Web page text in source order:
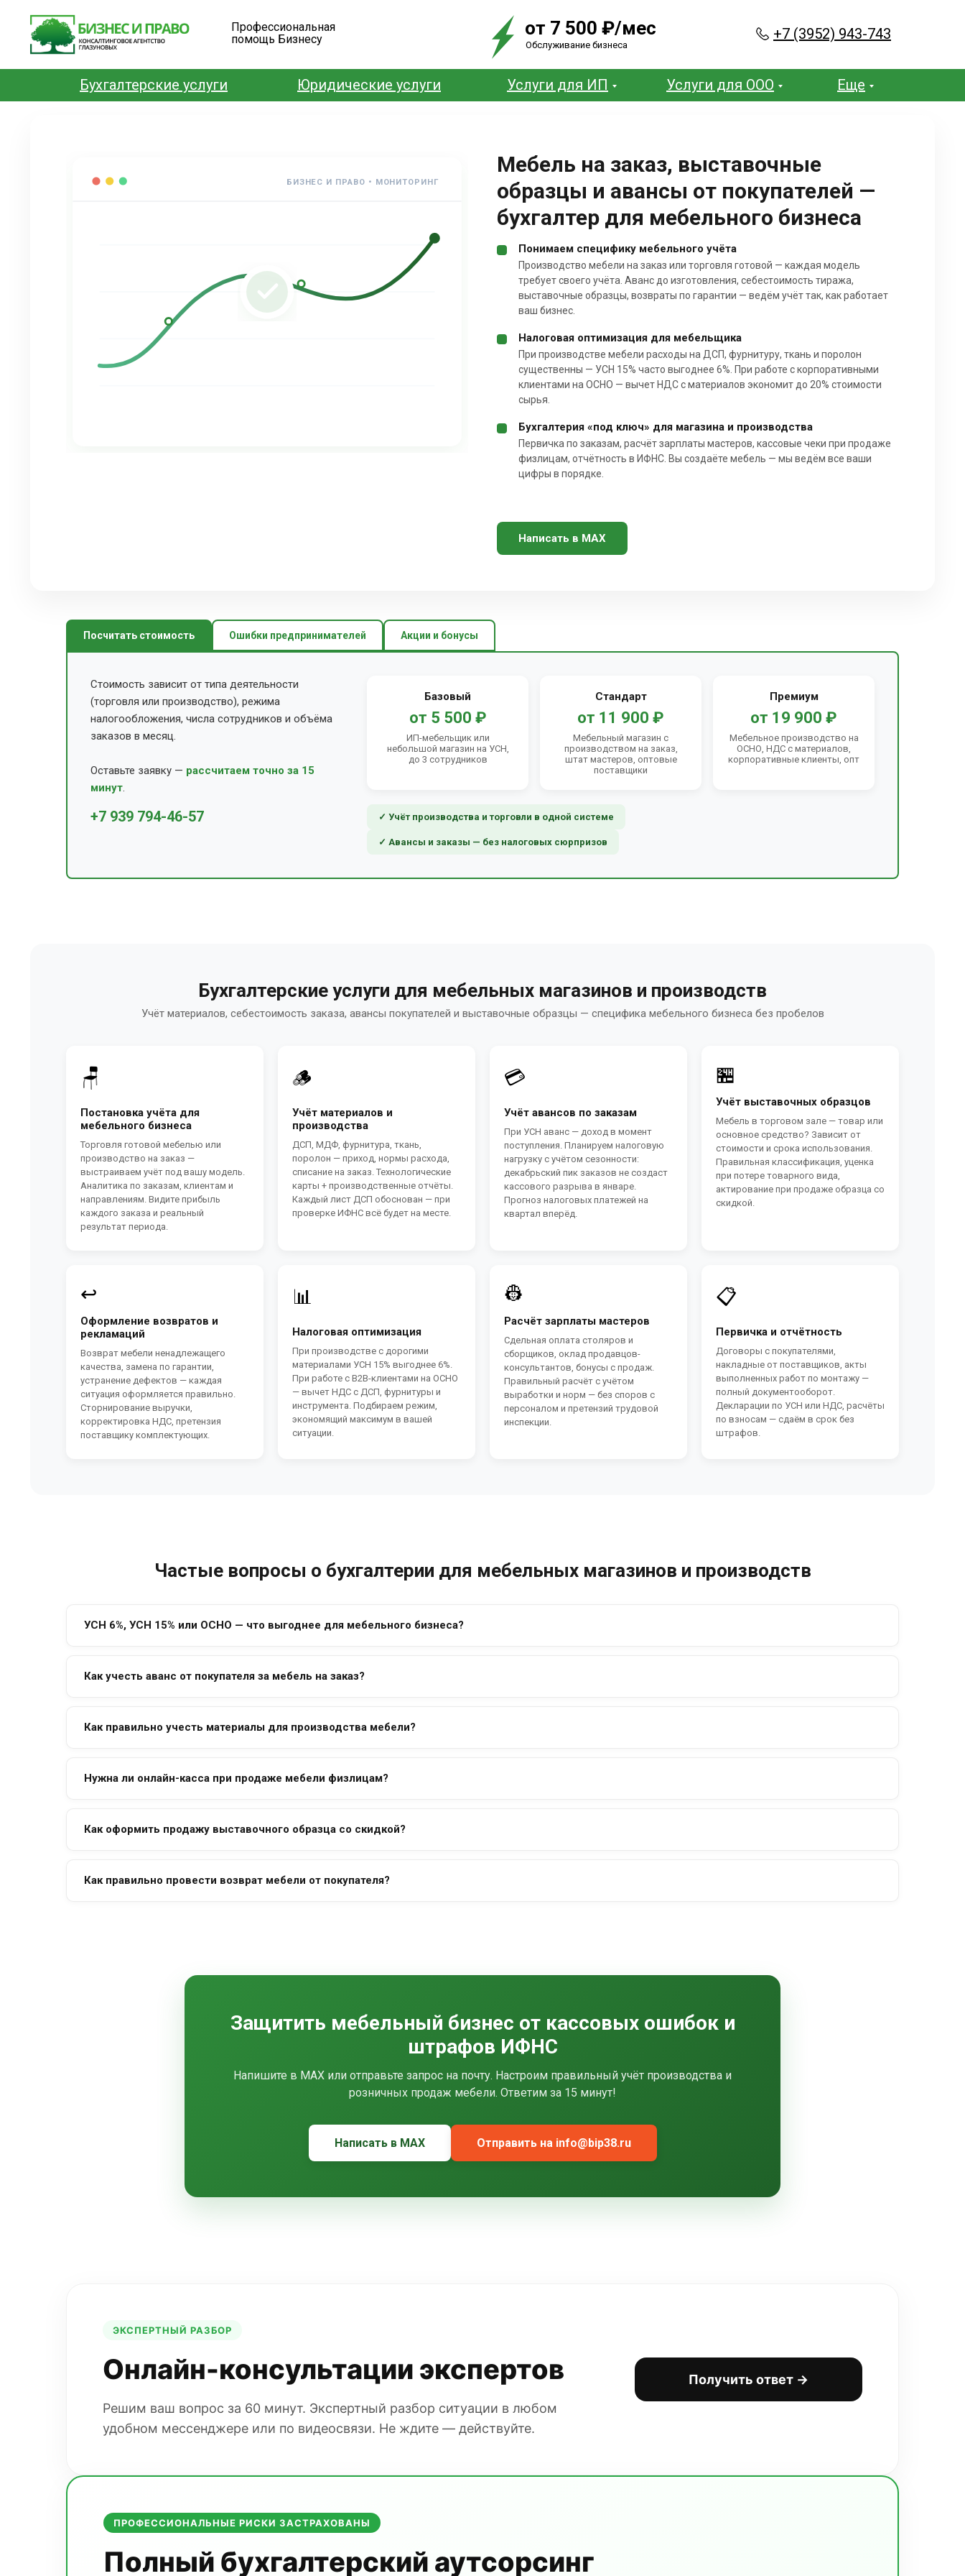
Профессиональная
помощь Бизнесу
от 7 500 ₽/мес
Обслуживание бизнеса
+7 (3952) 943-743
Бухгалтерские услуги Юридические услуги Услуги для ИП Услуги для ООО Еще
БИЗНЕС И ПРАВО • МОНИТОРИНГ
Мебель на заказ, выставочные
образцы и авансы от покупателей —
бухгалтер для мебельного бизнеса
Понимаем специфику мебельного учёта
Производство мебели на заказ или торговля готовой — каждая модель
требует своего учёта. Аванс до изготовления, себестоимость тиража,
выставочные образцы, возвраты по гарантии — ведём учёт так, как работает
ваш бизнес.
Налоговая оптимизация для мебельщика
При производстве мебели расходы на ДСП, фурнитуру, ткань и поролон
существенны — УСН 15% часто выгоднее 6%. При работе с корпоративными
клиентами на ОСНО — вычет НДС с материалов экономит до 20% стоимости
сырья.
Бухгалтерия «под ключ» для магазина и производства
Первичка по заказам, расчёт зарплаты мастеров, кассовые чеки при продаже
физлицам, отчётность в ИФНС. Вы создаёте мебель — мы ведём все ваши
цифры в порядке.
Написать в MAX
Посчитать стоимость Ошибки предпринимателей Акции и бонусы
Стоимость зависит от типа деятельности
(торговля или производство), режима
налогообложения, числа сотрудников и объёма
заказов в месяц.
Оставьте заявку — рассчитаем точно за 15
минут.
+7 939 794-46-57
Базовый
от 5 500 ₽
ИП-мебельщик или
небольшой магазин на УСН,
до 3 сотрудников
Стандарт
от 11 900 ₽
Мебельный магазин с
производством на заказ,
штат мастеров, оптовые
поставщики
Премиум
от 19 900 ₽
Мебельное производство на
ОСНО, НДС с материалов,
корпоративные клиенты, опт
✓ Учёт производства и торговли в одной системе
✓ Авансы и заказы — без налоговых сюрпризов
Бухгалтерские услуги для мебельных магазинов и производств
Учёт материалов, себестоимость заказа, авансы покупателей и выставочные образцы — специфика мебельного бизнеса без пробелов
🪑
Постановка учёта для
мебельного бизнеса
Торговля готовой мебелью или
производство на заказ —
выстраиваем учёт под вашу модель.
Аналитика по заказам, клиентам и
направлениям. Видите прибыль
каждого заказа и реальный
результат периода.
🪵
Учёт материалов и
производства
ДСП, МДФ, фурнитура, ткань,
поролон — приход, нормы расхода,
списание на заказ. Технологические
карты + производственные отчёты.
Каждый лист ДСП обоснован — при
проверке ИФНС всё будет на месте.
💳
Учёт авансов по заказам
При УСН аванс — доход в момент
поступления. Планируем налоговую
нагрузку с учётом сезонности:
декабрьский пик заказов не создаст
кассового разрыва в январе.
Прогноз налоговых платежей на
квартал вперёд.
🏪
Учёт выставочных образцов
Мебель в торговом зале — товар или
основное средство? Зависит от
стоимости и срока использования.
Правильная классификация, уценка
при потере товарного вида,
актирование при продаже образца со
скидкой.
↩️
Оформление возвратов и
рекламаций
Возврат мебели ненадлежащего
качества, замена по гарантии,
устранение дефектов — каждая
ситуация оформляется правильно.
Сторнирование выручки,
корректировка НДС, претензия
поставщику комплектующих.
📊
Налоговая оптимизация
При производстве с дорогими
материалами УСН 15% выгоднее 6%.
При работе с B2B-клиентами на ОСНО
— вычет НДС с ДСП, фурнитуры и
инструмента. Подбираем режим,
экономящий максимум в вашей
ситуации.
👷
Расчёт зарплаты мастеров
Сдельная оплата столяров и
сборщиков, оклад продавцов-
консультантов, бонусы с продаж.
Правильный расчёт с учётом
выработки и норм — без споров с
персоналом и претензий трудовой
инспекции.
📋
Первичка и отчётность
Договоры с покупателями,
накладные от поставщиков, акты
выполненных работ по монтажу —
полный документооборот.
Декларации по УСН или НДС, расчёты
по взносам — сдаём в срок без
штрафов.
Частые вопросы о бухгалтерии для мебельных магазинов и производств
УСН 6%, УСН 15% или ОСНО — что выгоднее для мебельного бизнеса?
Как учесть аванс от покупателя за мебель на заказ?
Как правильно учесть материалы для производства мебели?
Нужна ли онлайн-касса при продаже мебели физлицам?
Как оформить продажу выставочного образца со скидкой?
Как правильно провести возврат мебели от покупателя?
Защитить мебельный бизнес от кассовых ошибок и
штрафов ИФНС
Напишите в MAX или отправьте запрос на почту. Настроим правильный учёт производства и
розничных продаж мебели. Ответим за 15 минут!
Написать в MAX Отправить на info@bip38.ru
ЭКСПЕРТНЫЙ РАЗБОР
Онлайн-консультации экспертов
Решим ваш вопрос за 60 минут. Экспертный разбор ситуации в любом
удобном мессенджере или по видеосвязи. Не ждите — действуйте.
Получить ответ →
ПРОФЕССИОНАЛЬНЫЕ РИСКИ ЗАСТРАХОВАНЫ
Полный бухгалтерский аутсорсинг